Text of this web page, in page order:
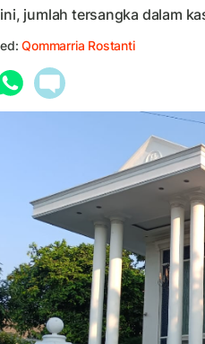
jumlah tersangka dalam
Qommarria Rostanti